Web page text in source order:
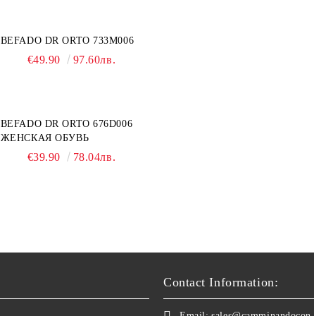
BEFADO DR ORTO 733M006
€49.90 97.60лв.
BEFADO DR ORTO 676D006
ЖЕНСКАЯ ОБУВЬ
€39.90 78.04лв.
Contact Information: